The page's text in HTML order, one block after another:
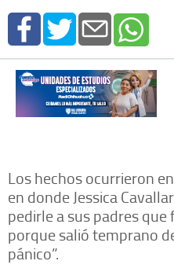
Los hechos ocurrieron
en donde Jessica
pedirle a sus padres
porque salió temprano
pánico”.